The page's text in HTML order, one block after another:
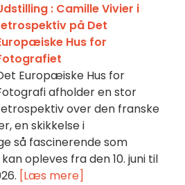
: Camille Vivier i
på Det
Hus for
Europæiske Hus for
afholder en stor
over den franske
en skikkelse i
så fascinerende som
opleves fra den 10. juni til
[Læs mere]